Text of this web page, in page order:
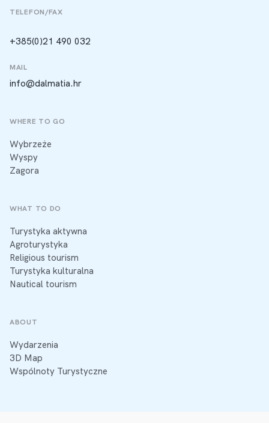
TELEFON/FAX
+385(0)21 490 032
MAIL
info@dalmatia.hr
WHERE TO GO
Wybrzeże
Wyspy
Zagora
WHAT TO DO
Turystyka aktywna
Agroturystyka
Religious tourism
Turystyka kulturalna
Nautical tourism
ABOUT
Wydarzenia
3D Map
Wspólnoty Turystyczne